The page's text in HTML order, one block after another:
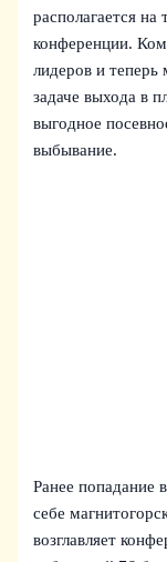
располагается
конференции.
лидеров и теперь
задаче выхода в
выгодное
выбывание.
Ранее попадание
себе
возглавляет